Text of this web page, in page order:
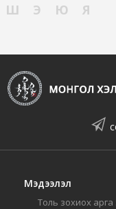
Ш
Э Ю Я
Мэдээлэл
Толь зохиох арга